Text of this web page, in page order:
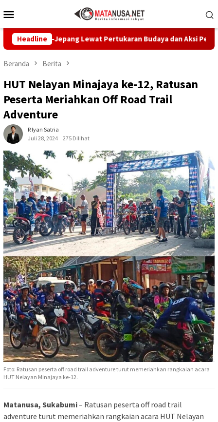
ke
Mobile
HeadlineLewat Pertukaran Budaya dan Aksi Peduli Lingkungan
Beranda Berita
HUT Nelayan Minajaya ke-12, Ratusan
Peserta Meriahkan Off Road Trail
Adventure
R Iyan Satria
Juli 28, 2024
275 Dilihat
Foto: Ratusan peserta off road trail adventure turut memeriahkan rangkaian acara
HUT Nelayan Minajaya ke-12.
Matanusa, Sukabumi– Ratusan peserta off road trail
adventure turut memeriahkan rangkaian acara HUT Nelayan